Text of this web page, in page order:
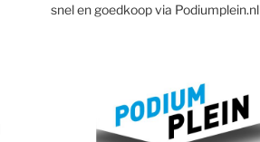
snel en goedkoop via Podiumplein.nl